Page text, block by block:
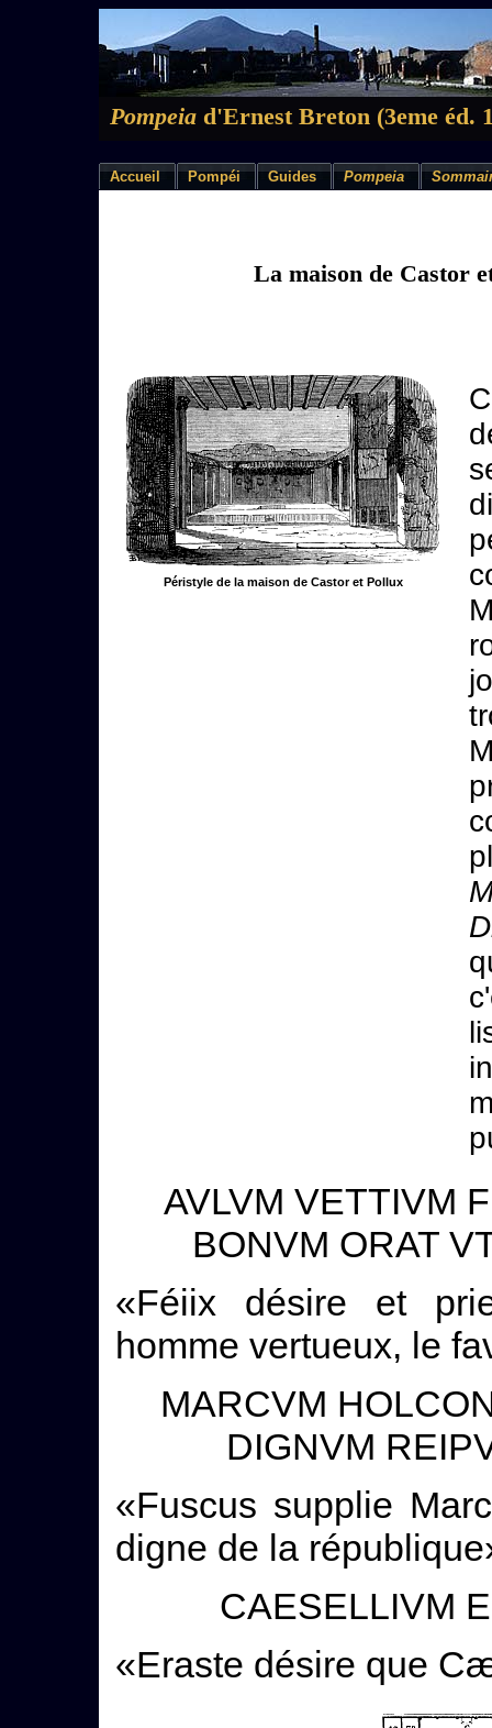
Pompeia d'Ernest Breton (3eme éd.
Accueil Pompéi Guides Pompeia
La maison de Castor
Péristyle de la maison de Castor et Pollux
AVLVM VETTIVM
BONVM ORAT
«Féiix désire et
homme vertueux, le
MARCVM
DIGNVM
«Fuscus supplie
digne de la
CAESELLIVM
«Eraste désire que